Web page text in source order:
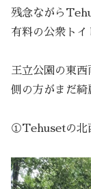
残念ながら
有料の公衆トイ
王立公園の東
側の方がまだ綺
①Tehusetの北